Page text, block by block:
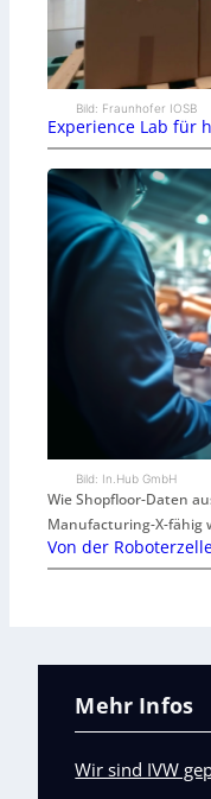
Bild: Fraunhofer IOSB
Experience Lab für
Bild: In.Hub GmbH
Wie Shopfloor-Daten
Manufacturing-X-fähig
Von der
Mehr Infos
Wir sind IVW